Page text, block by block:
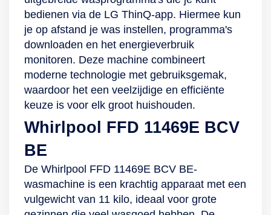
bedienen via de LG ThinQ-app. Hiermee kun
je op afstand je was instellen, programma's
downloaden en het energieverbruik
monitoren. Deze machine combineert
moderne technologie met gebruiksgemak,
waardoor het een veelzijdige en efficiënte
keuze is voor elk groot huishouden.
Whirlpool FFD 11469E BCV
BE
De Whirlpool FFD 11469E BCV BE-
wasmachine is een krachtig apparaat met een
vulgewicht van 11 kilo, ideaal voor grote